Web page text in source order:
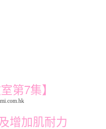
第7集】
增加肌耐力